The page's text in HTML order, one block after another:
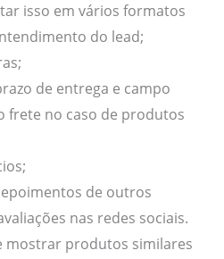
isso em vários formatos
do lead;
de entrega e campo
frete no caso de produtos
de outros
nas redes sociais.
mostrar produtos similares